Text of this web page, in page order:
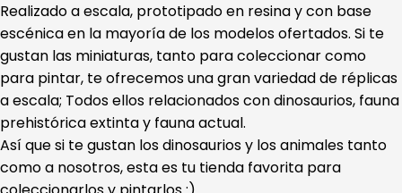
Realizado a escala, prototipado en resina y con base
escénica en la mayoría de los modelos ofertados. Si te
gustan las miniaturas, tanto para coleccionar como
para pintar, te ofrecemos una gran variedad de réplicas
a escala; Todos ellos relacionados con dinosaurios, fauna
prehistórica extinta y fauna actual.
Así que si te gustan los dinosaurios y los animales tanto
como a nosotros, esta es tu tienda favorita para